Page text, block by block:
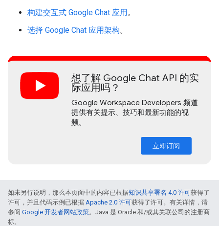
构建交互式 Google Chat 应用。
选择 Google Chat 应用架构。
想了解 Google Chat API 的实
际应用吗？
Google Workspace Developers 频道
提供有关提示、技巧和最新功能的视
频。
立即订阅
如未另行说明，那么本页面中的内容已根据知识共享署名 4.0 许可获得了
许可，并且代码示例已根据 Apache 2.0 许可获得了许可。有关详情，请
参阅 Google 开发者网站政策。Java 是 Oracle 和/或其关联公司的注册商
标。